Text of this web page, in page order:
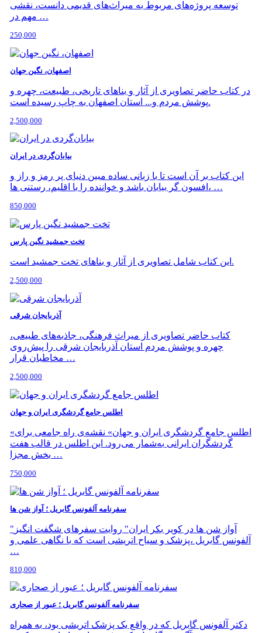
توسعه پروژه‌های مربوط به میراث‌های قدیمی دانست، نقشی
مهم در …
250,000
اصفهان، نگین جهان
در کتاب حاضر تصاویری از آثار و بناهای تاریخی، طبیعت، چهره و
پوشش مردم و... استان اصفهان به چاپ رسیده است.
2,500,000
بیابان‌گردی در ایران
این کتاب بر آن است تا با زبانی ساده مبین دنیای پر رمز و راز و
افسون گر بیابان باشد و خواننده را با اقلیم، رستنی ها، …
850,000
تخت جمشید نگین پارس
این کتاب شامل تصاویری از آثار و بناهای تخت جمشید است.
2,500,000
آذربایجان شرقی
کتاب حاضر تصاویری از میراث فرهنگی، جاذبه‌های طبیعی،
چهره و پوشش مردم استان آذربایجان شرقی را پیش‌روی
مخاطبان قرار …
2,500,000
اطلس جامع گردشگری ایران و جهان
«اطلس جامع گردشگری ایران و جهان» نقشه‌ی راه جامعی برای
گردشگران ایرانی به‌شمار می‌رود. این اطلس در قالب هفت
بخش مجزا …
750,000
سفرنامه آلفونس گابریل ؛ آواز شن ها
"آواز شن ها در کویر بکر ایران" روایت سفرهای شگفت انگیز
آلفونس گابریل ،‌پزشک و سیاح اتریشی است که با نگاهی علمی و
…
810,000
سفرنامه آلفونس گابریل ؛ عبور از صحاری
دکتر آلفونس گابریل که در واقع یک پزشک اتریشی بود، به همراه